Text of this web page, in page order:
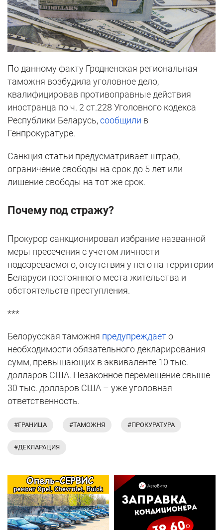
По данному факту Гродненская региональная
таможня возбудила уголовное дело,
квалифицировав противоправные действия
иностранца по ч. 2 ст.228 Уголовного кодекса
Республики Беларусь,сообщили в
Генпрокуратуре.
Санкция статьи предусматривает штраф,
ограничение свободы на срок до 5 лет или
лишение свободы на тот же срок.
Почему под стражу?
Прокурор санкционировал избрание названной
меры пресечения с учетом личности
подозреваемого, отсутствия у него на территории
Беларуси постоянного места жительства и
обстоятельств преступления.
***
Белорусская таможня предупреждаето
необходимости обязательного декларирования
сумм, превышающих в эквиваленте 10 тыс.
долларов США. Незаконное перемещение свыше
30 тыс. долларов США – уже уголовная
ответственность.
#ГРАНИЦА #ТАМОЖНЯ #ПРОКУРАТУРА
#ДЕКЛАРАЦИЯ